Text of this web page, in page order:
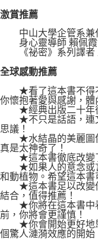
激賞推薦
中山大學企管系兼
身心靈導師 賴佩霞
《祕密》系列譯者
全球感動推薦
★看了這本書不得不
你懷抱著愛與感謝，體
★經典出版二十年後
★不只是話語，連文
思議！
★水結晶的美麗圖像
真是太神奇了！
★這本書徹底改變了
★如果人的意念或言
和動植物。希望這本書
★這本書足以改變你
結合，值得推薦！
★你將在這本書中看
前，你將會更謹慎！
★你會開始更好地思
個驚人漣漪效應的開始